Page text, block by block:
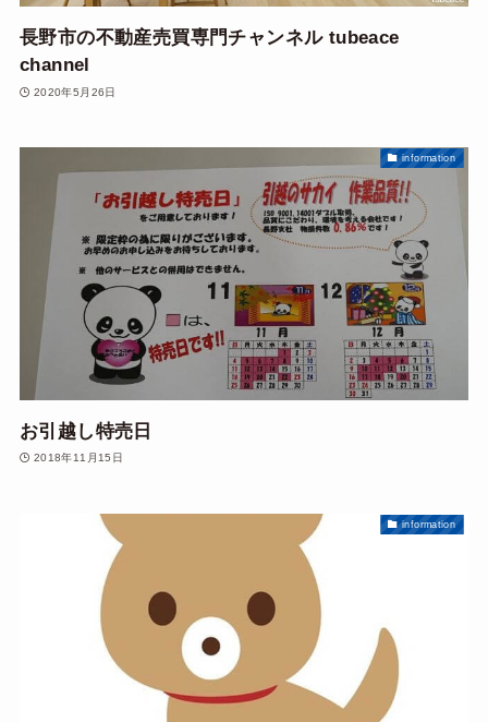
長野市の不動産売買専門チャンネル tubeace
channel
2020年5月26日
information
お引越し特売日
2018年11月15日
information